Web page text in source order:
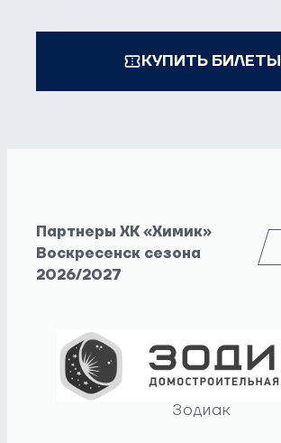
КУПИТЬ БИЛЕТЫ
Партнеры ХК «Химик»
Воскресенск сезона
2026/2027
Зодиак